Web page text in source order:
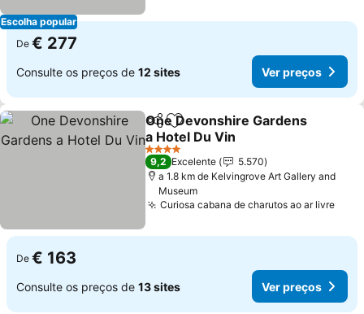
Escolha popular
De € 277
Consulte os preços de 12 sites Ver preços
PartilharAdicionar aos favoritos
One Devonshire Gardens
a Hotel Du Vin
4 Estrelas
9,2 Excelente
5.570
a 1.8 km de Kelvingrove Art Gallery and
Museum
Curiosa cabana de charutos ao ar livre
De € 163
Consulte os preços de 13 sites Ver preços